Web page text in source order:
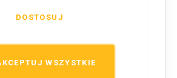
WSZYSTKIE
DOSTOSUJ